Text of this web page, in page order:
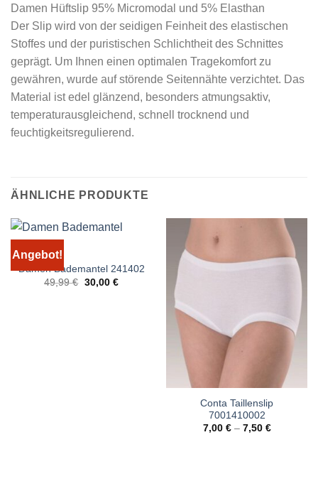
Damen Hüftslip 95% Micromodal und 5% Elasthan
Der Slip wird von der seidigen Feinheit des elastischen
Stoffes und der puristischen Schlichtheit des Schnittes
geprägt. Um Ihnen einen optimalen Tragekomfort zu
gewähren, wurde auf störende Seitennähte verzichtet. Das
Material ist edel glänzend, besonders atmungsaktiv,
temperaturausgleichend, schnell trocknend und
feuchtigkeitsregulierend.
ÄHNLICHE PRODUKTE
Angebot!
Damen Bademantel 241402
49,99€ Ursprünglicher
Preis
30,00 €Aktueller
Conta Taillenslip
7001410002
7,00 €– 7,50 €